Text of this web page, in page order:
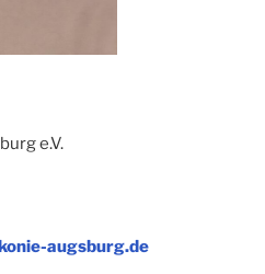
e.V.
augsburg.de